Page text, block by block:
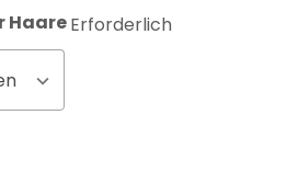
HaareErforderlich